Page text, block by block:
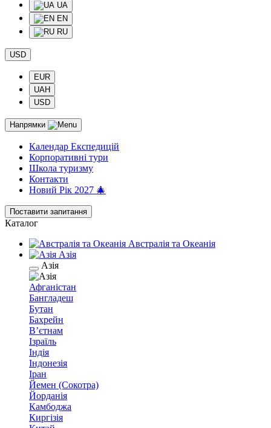
UA
EN
RU
USD
EUR
UAH
USD
Напрямки
Календар Експедицій
Корпоративні тури
Школа туризму
Контакти
Новий Рік 2027 🎄
Поставити запитання
Каталог
Австралія та Океанія
Азія
Азія
Афганістан
Бангладеш
Бутан
Бахрейн
В’єтнам
Ізраїль
Індія
Індонезія
Іран
Йемен (Сокотра)
Йорданія
Камбоджа
Киргізія